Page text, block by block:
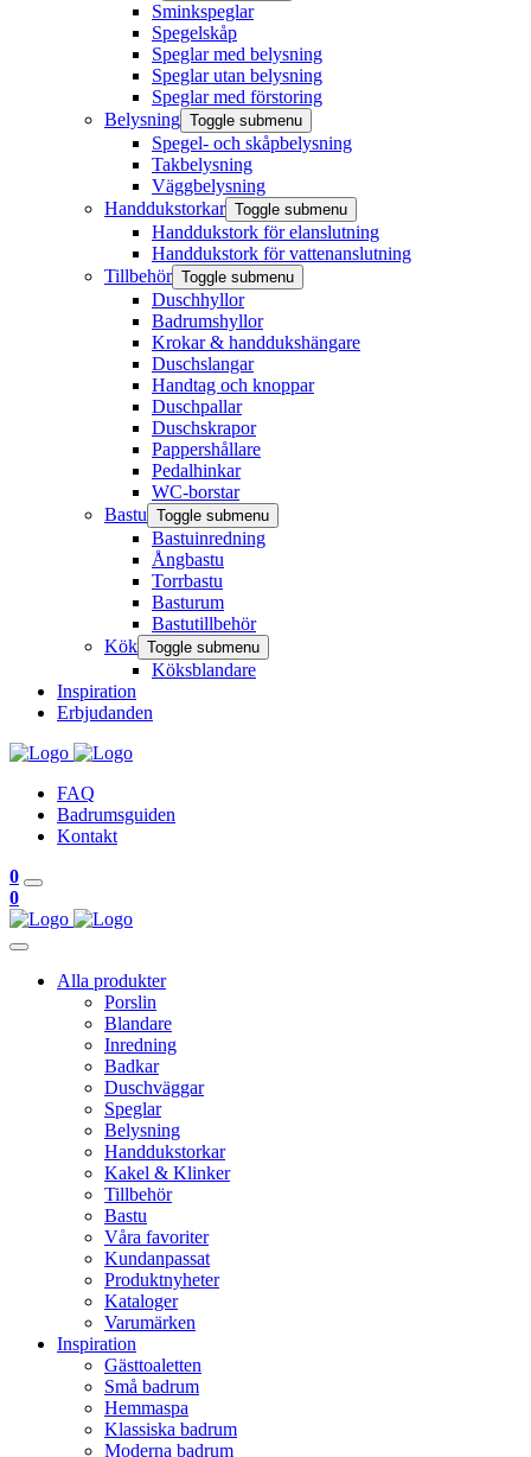
Sminkspeglar
Spegelskåp
Speglar med belysning
Speglar utan belysning
Speglar med förstoring
Belysning Toggle submenu
Spegel- och skåpbelysning
Takbelysning
Väggbelysning
Handdukstorkar Toggle submenu
Handdukstork för elanslutning
Handdukstork för vattenanslutning
Tillbehör Toggle submenu
Duschhyllor
Badrumshyllor
Krokar & handdukshängare
Duschslangar
Handtag och knoppar
Duschpallar
Duschskrapor
Pappershållare
Pedalhinkar
WC-borstar
Bastu Toggle submenu
Bastuinredning
Ångbastu
Torrbastu
Basturum
Bastutillbehör
Kök Toggle submenu
Köksblandare
Inspiration
Erbjudanden
FAQ
Badrumsguiden
Kontakt
0
0
Alla produkter
Porslin
Blandare
Inredning
Badkar
Duschväggar
Speglar
Belysning
Handdukstorkar
Kakel & Klinker
Tillbehör
Bastu
Våra favoriter
Kundanpassat
Produktnyheter
Kataloger
Varumärken
Inspiration
Gästtoaletten
Små badrum
Hemmaspa
Klassiska badrum
Moderna badrum